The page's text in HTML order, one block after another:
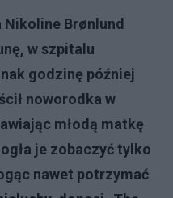
Brønlund
w szpitalu
godzinę później
noworodka w
młodą matkę
je zobaczyć tylko
nawet potrzymać